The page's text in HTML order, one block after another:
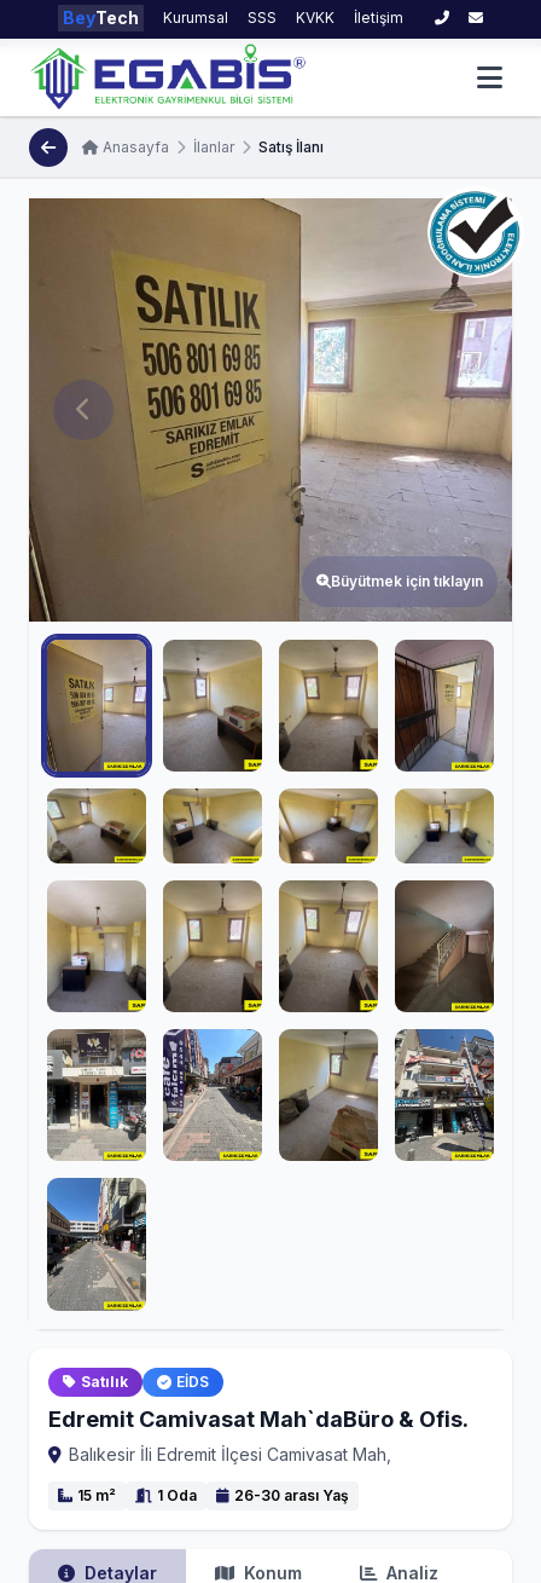
BeyTech Kurumsal SSS KVKK İletişim
Anasayfa İlanlar Satış İlanı
Büyütmek için tıklayın
Satılık EİDS
Edremit Camivasat Mah`daBüro & Ofis.
Balıkesir İli Edremit İlçesi Camivasat Mah,
15 m² 1 Oda 26-30 arası Yaş
Detaylar Konum Analiz